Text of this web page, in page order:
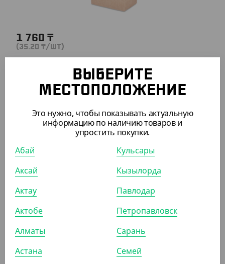
1 760 ₸
(35.20 ₸/ШТ)
УП (50) КОР (600)
2 450
Контейнер бумажный Eco Fast Food Box, размер L,
DoECO
ВЫБЕРИТЕ
МЕСТОПОЛОЖЕНИЕ
Это нужно, чтобы показывать актуальную
информацию по наличию товаров и
упростить покупки.
Абай
Аксай
Актау
Актобе
Алматы
Астана
Кульсары
Кызылорда
Павлодар
Петропавловск
Сарань
Семей